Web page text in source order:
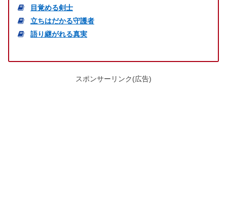
目覚める剣士
立ちはだかる守護者
語り継がれる真実
スポンサーリンク(広告)